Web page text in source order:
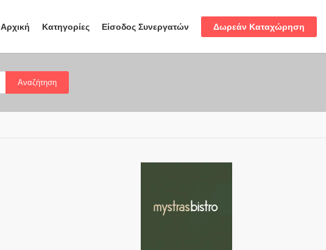
Αρχική Κατηγορίες Είσοδος Συνεργατών Δωρεάν Καταχώρηση
Αναζήτηση